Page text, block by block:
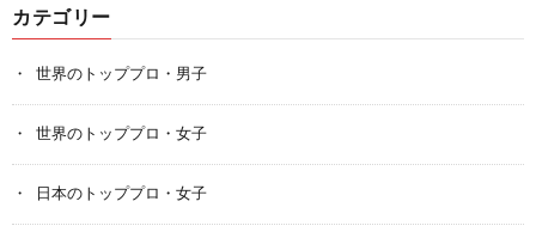
カテゴリー
世界のトッププロ・男子
世界のトッププロ・女子
日本のトッププロ・女子